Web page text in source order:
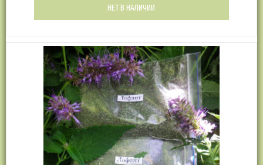
НЕТ В НАЛИЧИИ